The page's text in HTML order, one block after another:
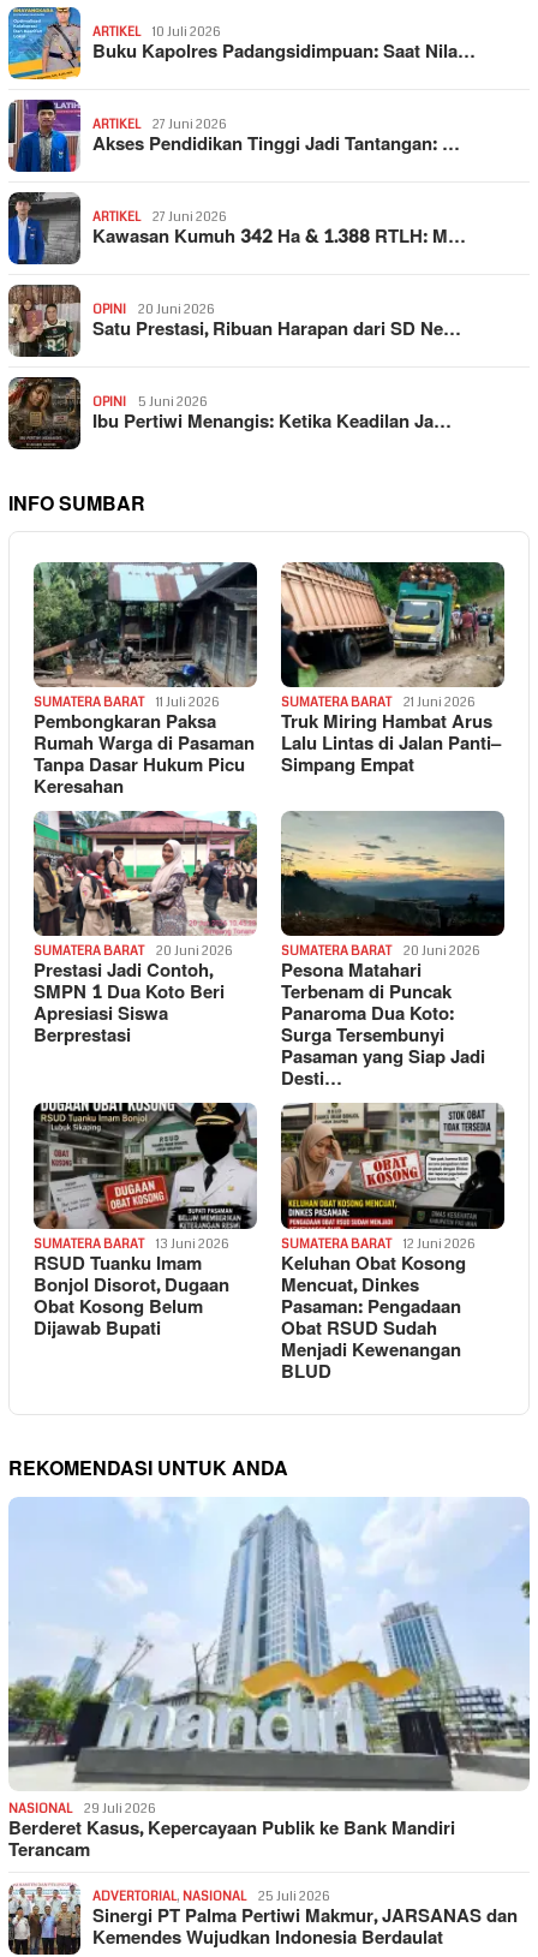
ARTIKEL 10 Juli 2026
Buku Kapolres Padangsidimpuan: Saat Nila…
ARTIKEL 27 Juni 2026
Akses Pendidikan Tinggi Jadi Tantangan: …
ARTIKEL 27 Juni 2026
Kawasan Kumuh 342 Ha & 1.388 RTLH: M…
OPINI 20 Juni 2026
Satu Prestasi, Ribuan Harapan dari SD Ne…
OPINI 5 Juni 2026
Ibu Pertiwi Menangis: Ketika Keadilan Ja…
INFO SUMBAR
SUMATERA BARAT 11 Juli 2026
Pembongkaran Paksa
Rumah Warga di Pasaman
Tanpa Dasar Hukum Picu
Keresahan
SUMATERA BARAT 21 Juni 2026
Truk Miring Hambat Arus
Lalu Lintas di Jalan Panti–
Simpang Empat
SUMATERA BARAT 20 Juni 2026
Prestasi Jadi Contoh,
SMPN 1 Dua Koto Beri
Apresiasi Siswa
Berprestasi
SUMATERA BARAT 20 Juni 2026
Pesona Matahari
Terbenam di Puncak
Panaroma Dua Koto:
Surga Tersembunyi
Pasaman yang Siap Jadi
Desti…
SUMATERA BARAT 13 Juni 2026
RSUD Tuanku Imam
Bonjol Disorot, Dugaan
Obat Kosong Belum
Dijawab Bupati
SUMATERA BARAT 12 Juni 2026
Keluhan Obat Kosong
Mencuat, Dinkes
Pasaman: Pengadaan
Obat RSUD Sudah
Menjadi Kewenangan
BLUD
REKOMENDASI UNTUK ANDA
NASIONAL 29 Juli 2026
Berderet Kasus, Kepercayaan Publik ke Bank Mandiri
Terancam
ADVERTORIAL, NASIONAL 25 Juli 2026
Sinergi PT Palma Pertiwi Makmur, JARSANAS dan
Kemendes Wujudkan Indonesia Berdaulat